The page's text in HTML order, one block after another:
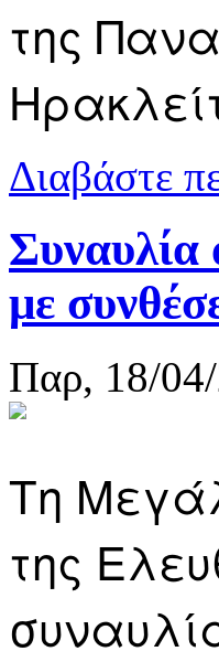
της
Διαβάστε
Συναυλία
με
Παρ, 18/
Τη
της